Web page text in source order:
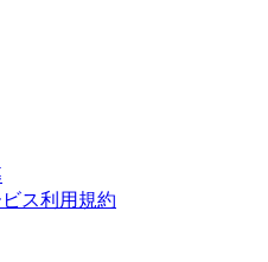
ス利用規約